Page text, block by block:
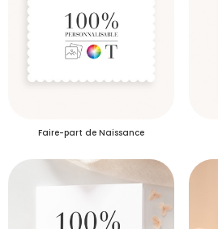
Faire-part de Naissance